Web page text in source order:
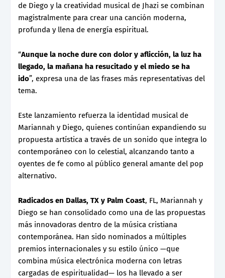
de Diego y la creatividad musical de Jhazi se combinan
magistralmente para crear una canción moderna,
profunda y llena de energía espiritual.
“Aunque la noche dure con dolor y aflicción, la luz ha
llegado, la mañana ha resucitado y el miedo se ha
ido”, expresa una de las frases más representativas del
tema.
Este lanzamiento refuerza la identidad musical de
Mariannah y Diego, quienes continúan expandiendo su
propuesta artística a través de un sonido que integra lo
contemporáneo con lo celestial, alcanzando tanto a
oyentes de fe como al público general amante del pop
alternativo.
Radicados en Dallas, TX y Palm Coast, FL, Mariannah y
Diego se han consolidado como una de las propuestas
más innovadoras dentro de la música cristiana
contemporánea. Han sido nominados a múltiples
premios internacionales y su estilo único —que
combina música electrónica moderna con letras
cargadas de espiritualidad— los ha llevado a ser